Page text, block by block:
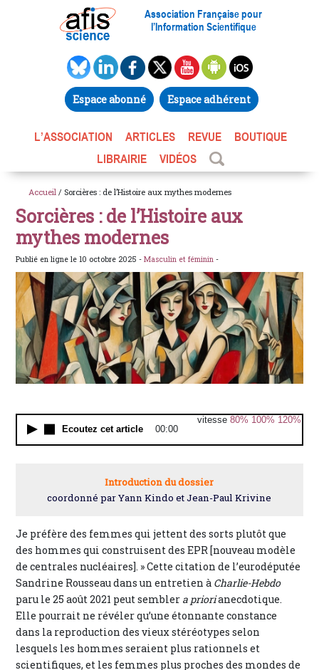
Association Française pour
l’Information Scientifique
Espace abonné Espace adhérent
L’ASSOCIATION ARTICLES REVUE
BOUTIQUE
LIBRAIRIE
VIDÉOS
Accueil / Sorcières : de l’Histoire aux mythes modernes
Sorcières : de l’Histoire aux
mythes modernes
Publié en ligne le 10 octobre 2025 -Masculin et féminin -
Ecoutez cet article 00:00
vitesse 80% 100% 120%
Introduction du dossier
coordonné par Yann Kindo et Jean-Paul Krivine
Je préfère des femmes qui jettent des sorts plutôt que
des hommes qui construisent des EPR [nouveau modèle
de centrales nucléaires]. » Cette citation de l’eurodéputée
Sandrine Rousseau dans un entretien à Charlie-Hebdo
paru le 25 août 2021 peut sembler a priorianecdotique.
Elle pourrait ne révéler qu’une étonnante constance
dans la reproduction des vieux stéréotypes selon
lesquels les hommes seraient plus rationnels et
scientifiques, et les femmes plus proches des mondes de